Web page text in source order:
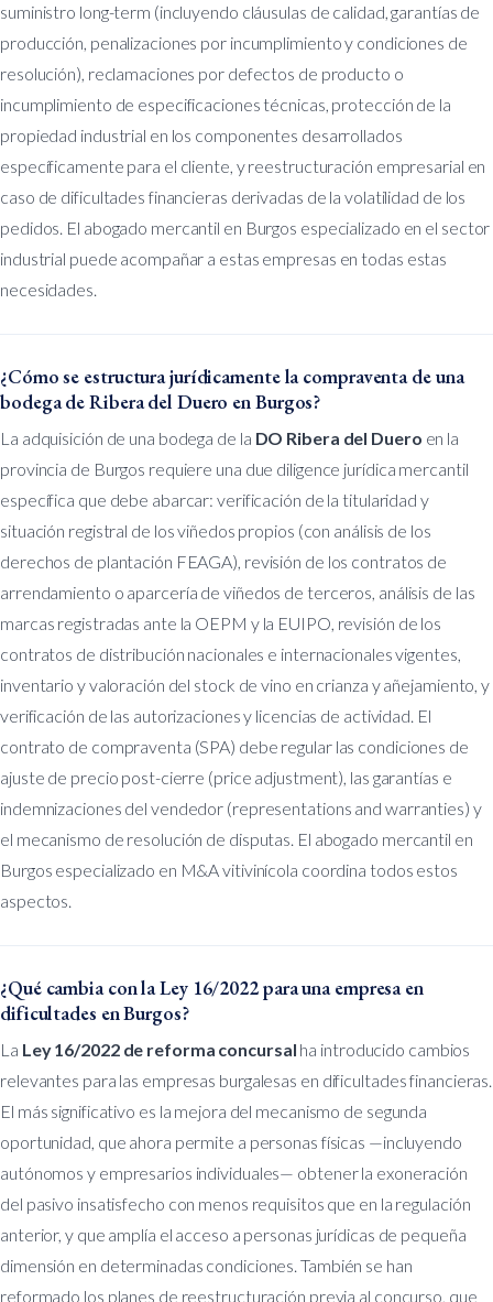
suministro long-term (incluyendo cláusulas de calidad, garantías de
producción, penalizaciones por incumplimiento y condiciones de
resolución), reclamaciones por defectos de producto o
incumplimiento de especificaciones técnicas, protección de la
propiedad industrial en los componentes desarrollados
específicamente para el cliente, y reestructuración empresarial en
caso de dificultades financieras derivadas de la volatilidad de los
pedidos. El abogado mercantil en Burgos especializado en el sector
industrial puede acompañar a estas empresas en todas estas
necesidades.
¿Cómo se estructura jurídicamente la compraventa de una
bodega de Ribera del Duero en Burgos?
La adquisición de una bodega de la DO Ribera del Duero en la
provincia de Burgos requiere una due diligence jurídica mercantil
específica que debe abarcar: verificación de la titularidad y
situación registral de los viñedos propios (con análisis de los
derechos de plantación FEAGA), revisión de los contratos de
arrendamiento o aparcería de viñedos de terceros, análisis de las
marcas registradas ante la OEPM y la EUIPO, revisión de los
contratos de distribución nacionales e internacionales vigentes,
inventario y valoración del stock de vino en crianza y añejamiento, y
verificación de las autorizaciones y licencias de actividad. El
contrato de compraventa (SPA) debe regular las condiciones de
ajuste de precio post-cierre (price adjustment), las garantías e
indemnizaciones del vendedor (representations and warranties) y
el mecanismo de resolución de disputas. El abogado mercantil en
Burgos especializado en M&A vitivinícola coordina todos estos
aspectos.
¿Qué cambia con la Ley 16/2022 para una empresa en
dificultades en Burgos?
La Ley 16/2022 de reforma concursal ha introducido cambios
relevantes para las empresas burgalesas en dificultades financieras.
El más significativo es la mejora del mecanismo de segunda
oportunidad, que ahora permite a personas físicas —incluyendo
autónomos y empresarios individuales— obtener la exoneración
del pasivo insatisfecho con menos requisitos que en la regulación
anterior, y que amplía el acceso a personas jurídicas de pequeña
dimensión en determinadas condiciones. También se han
reformado los planes de reestructuración previa al concurso, que